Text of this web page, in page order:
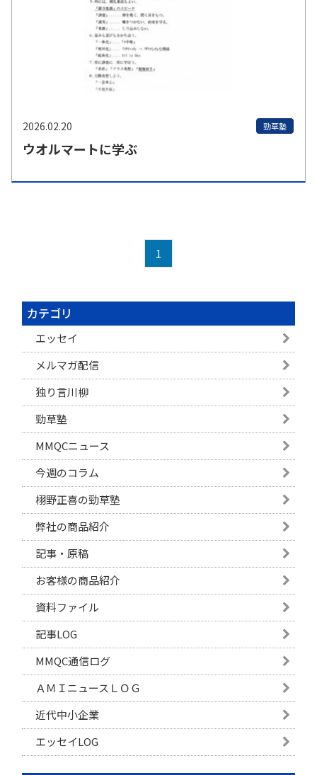
カテゴリ
エッセイ
メルマガ配信
独り言川柳
勁草塾
MMQCニュース
今週のコラム
栩野正喜の勁草塾
弊社の商品紹介
記事・原稿
お客様の商品紹介
資料ファイル
記事LOG
MMQC通信ログ
ＡＭＩニュースＬＯＧ
近代中小企業
エッセイLOG
2026.02.20 勁草塾
ウオルマートに学ぶ
1